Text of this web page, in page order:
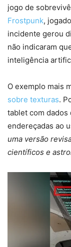
jogo de
Frostpunk,
incidente gerou
não indicaram
inteligência
O exemplo mais
sobre texturas.
tablet com dados
endereçadas ao
uma versão
científicos e